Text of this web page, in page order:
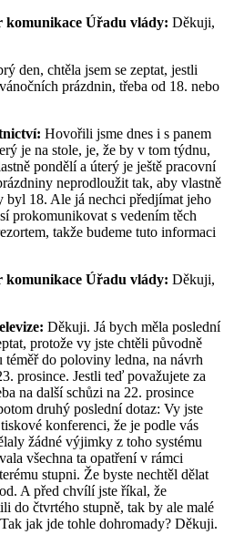
Úřadu vlády: Děkuji,
den, chtěla jsem se zeptat, jestli
prázdnin, třeba od 18. nebo
Hovořili jsme dnes i s panem
je na stole, je, že by v tom týdnu,
pondělí a úterý je ještě pracovní
neprodloužit tak, aby vlastně
byl 18. Ale já nechci předjímat jeho
prokomunikovat s vedením těch
takže budeme tuto informaci
Úřadu vlády: Děkuji,
Děkuji. Já bych měla poslední
protože vy jste chtěli původně
do poloviny ledna, na návrh
prosince. Jestli teď považujete za
na další schůzi na 22. prosince
druhý poslední dotaz: Vy jste
konferenci, že je podle vás
žádné výjimky z toho systému
všechna ta opatření v rámci
stupni. Že byste nechtěl dělat
A před chvílí jste říkal, že
do čtvrtého stupně, tak by ale malé
jak jde tohle dohromady? Děkuji.